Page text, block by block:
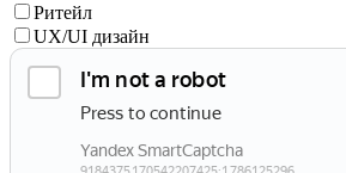
Ритейл
UX/UI дизайн